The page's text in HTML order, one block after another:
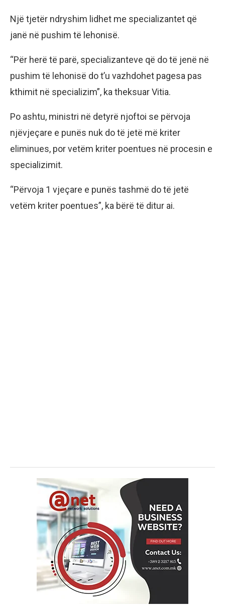
Një tjetër ndryshim lidhet me specializantet që
janë në pushim të lehonisë.
“Për herë të parë, specializanteve që do të jenë në
pushim të lehonisë do t’u vazhdohet pagesa pas
kthimit në specializim”, ka theksuar Vitia.
Po ashtu, ministri në detyrë njoftoi se përvoja
njëvjeçare e punës nuk do të jetë më kriter
eliminues, por vetëm kriter poentues në procesin e
specializimit.
“Përvoja 1 vjeçare e punës tashmë do të jetë
vetëm kriter poentues”, ka bërë të ditur ai.